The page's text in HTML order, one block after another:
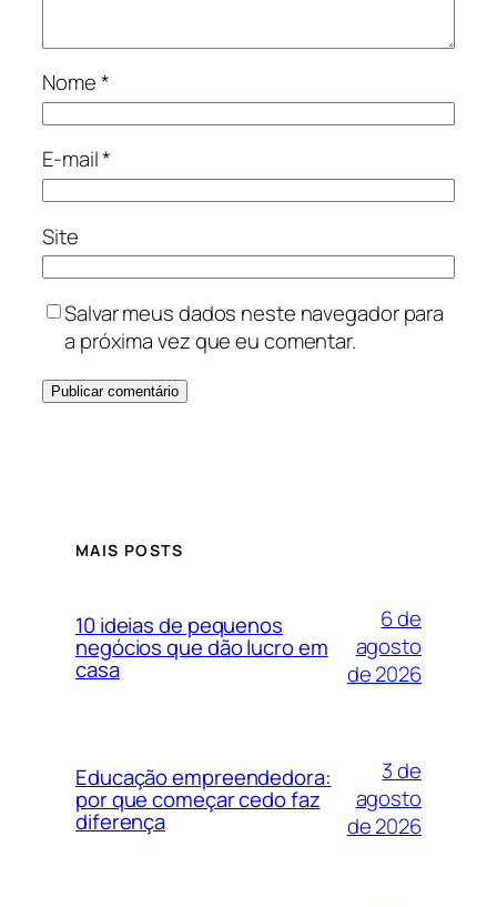
Nome*
E-mail*
Site
Salvar meus dados neste navegador para
a próxima vez que eu comentar.
MAIS POSTS
10 ideias de pequenos
negócios que dão lucro em
casa
6 de
agosto
de 2026
Educação empreendedora:
por que começar cedo faz
diferença
3 de
agosto
de 2026